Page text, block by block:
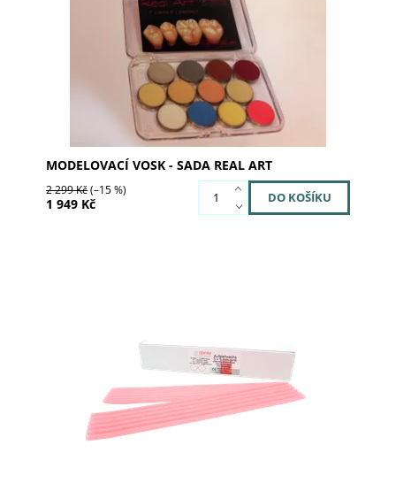
Skladem 1
02-4500
al dente Dentalprodukte
MODELOVACÍ VOSK - SADA REAL ART
2 299 Kč(–15 %)
1 949 Kč
02-4160
al dente Dentalprodukte